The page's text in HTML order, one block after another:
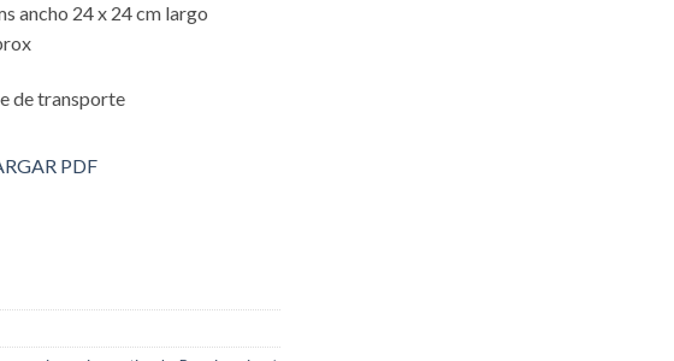
ancho 24 x 24 cm largo
de transporte
PDF